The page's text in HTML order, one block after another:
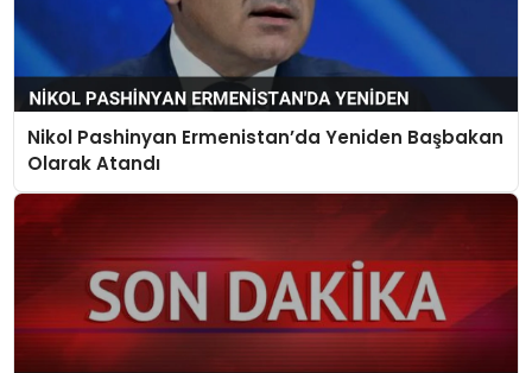
Nikol Pashinyan Ermenistan’da Yeniden Başbakan
Olarak Atandı